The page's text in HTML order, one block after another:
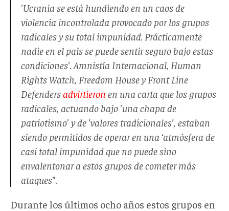
'Ucrania se está hundiendo en un caos de
violencia incontrolada provocado por los grupos
radicales y su total impunidad. Prácticamente
nadie en el país se puede sentir seguro bajo estas
condiciones'. Amnistía Internacional, Human
Rights Watch, Freedom House y Front Line
Defendersadvirtieron en una carta que los grupos
radicales, actuando bajo 'una chapa de
patriotismo' y de 'valores tradicionales', estaban
siendo permitidos de operar en una ‘atmósfera de
casi total impunidad que no puede sino
envalentonar a estos grupos de cometer más
ataques".
Durante los últimos ocho años estos grupos en